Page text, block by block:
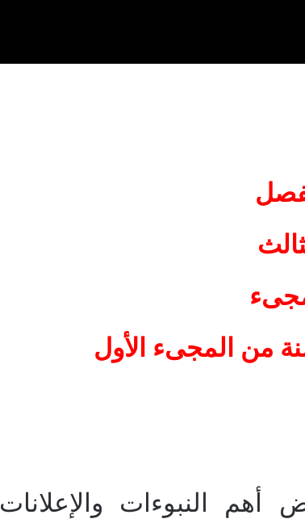
من المجىء الأول
النبوءات والإعلانات